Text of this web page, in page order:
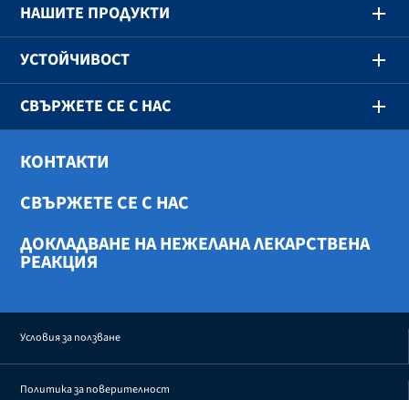
НАШИТЕ ПРОДУКТИ
УСТОЙЧИВОСТ
СВЪРЖЕТЕ СЕ С НАС
КОНТАКТИ
СВЪРЖЕТЕ СЕ С НАС
ДОКЛАДВАНЕ НА НЕЖЕЛАНА ЛЕКАРСТВЕНА
РЕАКЦИЯ
Условия за ползване
Политика за поверителност